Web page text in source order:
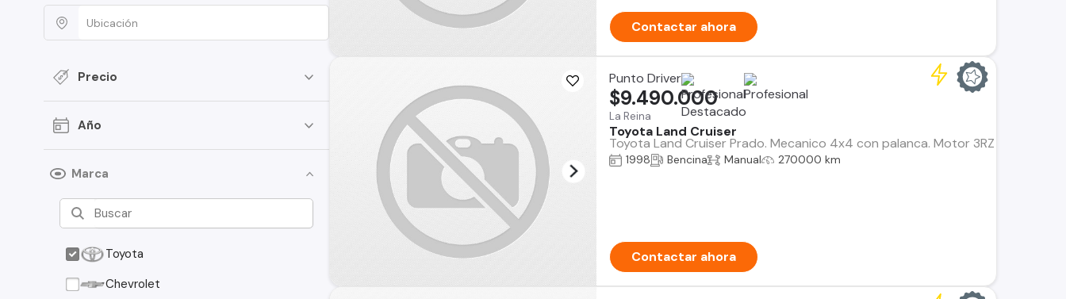
Precio
Año
Marca
Toyota
Chevrolet
Contactar ahora
Punto Driver
La Reina
Toyota Land Cruiser
Toyota Land Cruiser Prado. Mecanico 4x4 con palanca. Motor 3RZ 2.7
$9.490.000
1998 Bencina Manual 270000 km
Contactar ahora